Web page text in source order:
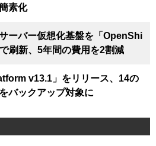
素化
ーバー仮想化基盤を「OpenShi
刷新、5年間の費用を2割減
v13.1」をリリース、14の
バックアップ対象に